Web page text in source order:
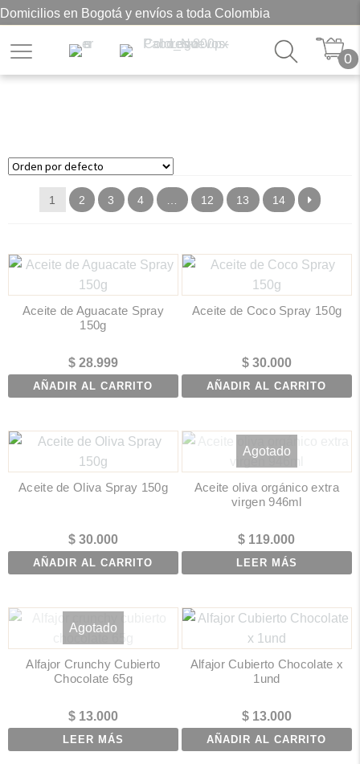
Domicilios en Bogotá y envíos a toda Colombia
0
1 2 3 4 12 13 14
Aceite de Aguacate Spray
150g
$28.999
AÑADIR AL CARRITO
Aceite de Coco Spray 150g
$30.000
AÑADIR AL CARRITO
Aceite de Oliva Spray 150g
$30.000
AÑADIR AL CARRITO
Agotado
Aceite oliva orgánico extra
virgen 946ml
$ 119.000
LEER MÁS
Agotado
Alfajor Crunchy Cubierto
Chocolate 65g
$13.000
LEER MÁS
Alfajor Cubierto Chocolate x
1und
$13.000
AÑADIR AL CARRITO